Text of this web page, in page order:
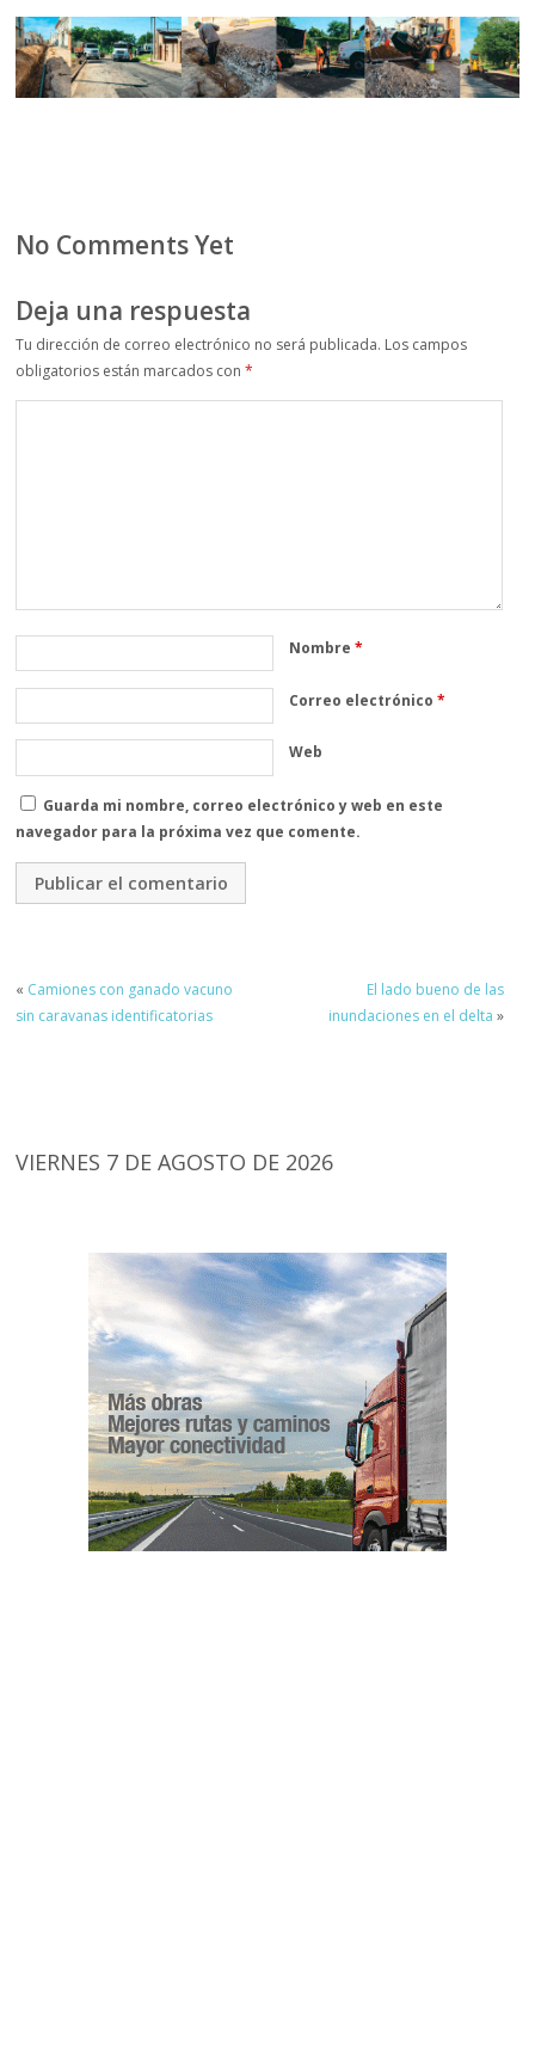
No Comments Yet
Deja una respuesta
Tu dirección de correo electrónico no será publicada. Los campos
obligatorios están marcados con*
Nombre*
Correo electrónico*
Web
Guarda mi nombre, correo electrónico y web en este
navegador para la próxima vez que comente.
« Camiones con ganado vacuno
sin caravanas identificatorias
El lado bueno de las
inundaciones en el delta »
VIERNES 7 DE AGOSTO DE 2026